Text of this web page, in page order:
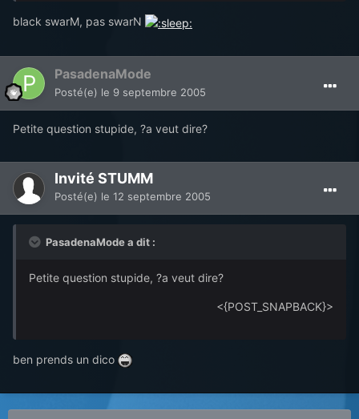
black swarM, pas swarN
PasadenaMode
Posté(e) le 9 septembre 2005
Petite question stupide, ?a veut dire?
Invité STUMM
Posté(e) le 12 septembre 2005
PasadenaMode a dit :
Petite question stupide, ?a veut dire?
<{POST_SNAPBACK}>
ben prends un dico